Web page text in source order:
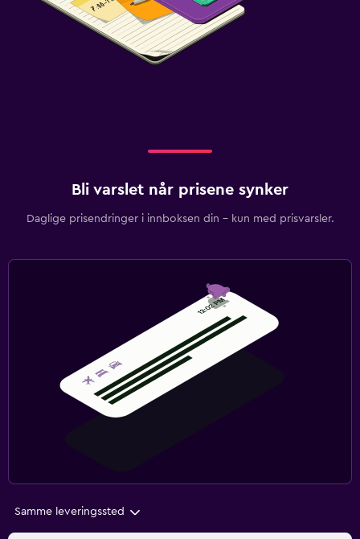
Bli varslet når prisene synker
Daglige prisendringer i innboksen din – kun med prisvarsler.
Samme leveringssted